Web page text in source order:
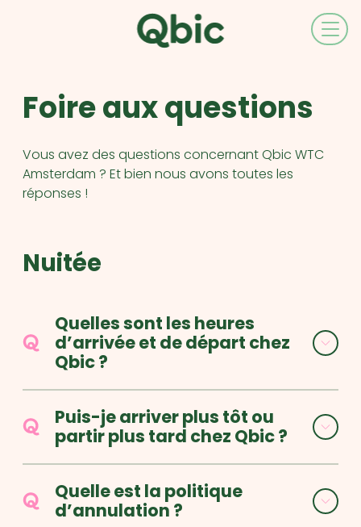
DEFoire aux questions
Vous avez des questions concernant Qbic WTC
Amsterdam ? Et bien nous avons toutes les
réponses !
Nuitée
Quelles sont les heures
d’arrivée et de départ chez
Qbic ?
Puis-je arriver plus tôt ou
partir plus tard chez Qbic ?
Quelle est la politique
d’annulation ?